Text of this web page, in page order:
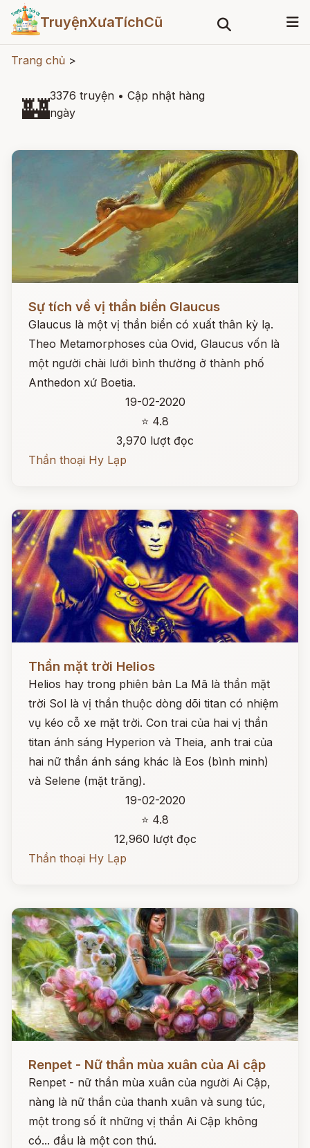
TruyệnXưaTíchCũ
Trang chủ >
🏰3376 truyện • Cập nhật hàng
ngày
Sự tích về vị thần biển Glaucus
Glaucus là một vị thần biển có xuất thân kỳ lạ.
Theo Metamorphoses của Ovid, Glaucus vốn là
một người chài lưới bình thường ở thành phố
Anthedon xứ Boetia.
19-02-2020
⭐ 4.8
3,970 lượt đọc
Thần thoại Hy Lạp
Đọc ngay
Thần mặt trời Helios
Helios hay trong phiên bản La Mã là thần mặt
trời Sol là vị thần thuộc dòng dõi titan có nhiệm
vụ kéo cỗ xe mặt trời. Con trai của hai vị thần
titan ánh sáng Hyperion và Theia, anh trai của
hai nữ thần ánh sáng khác là Eos (bình minh)
và Selene (mặt trăng).
19-02-2020
⭐ 4.8
12,960 lượt đọc
Thần thoại Hy Lạp
Renpet - Nữ thần mùa xuân của Ai cập
Renpet - nữ thần mùa xuân của người Ai Cập,
nàng là nữ thần của thanh xuân và sung túc,
một trong số ít những vị thần Ai Cập không
có... đầu là một con thú.